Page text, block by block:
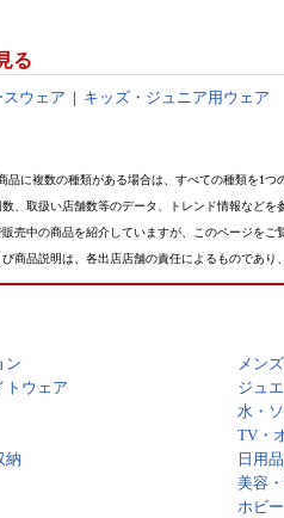
る
スウェア | キッズ・ジュニア用ウェア
品に複数の種類がある場合は、すべての種類を1
、取扱い店舗数等のデータ、トレンド情報など
売中の商品を紹介していますが、このページを
商品説明は、各出店店舗の責任によるものであ
ン
メン
トウェア
ジュ
水・
TV・
納
日用
美容
ホビー